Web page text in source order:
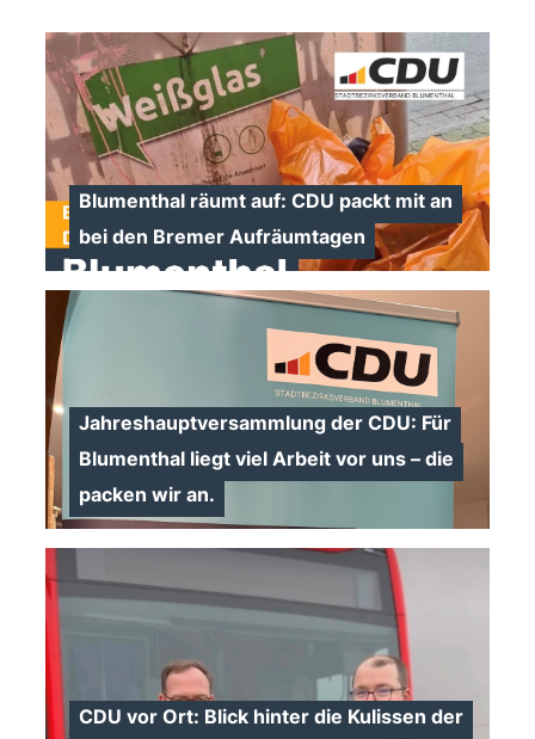
Blumenthal räumt auf: CDU packt mit an
bei den Bremer Aufräumtagen
>
Jahreshauptversammlung der CDU: Für
Blumenthal liegt viel Arbeit vor uns – die
packen wir an.
CDU vor Ort: Blick hinter die Kulissen der